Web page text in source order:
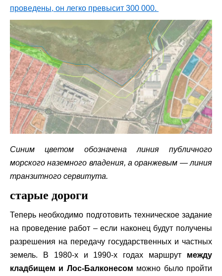
проведены, он легко превысит 300 000.
Синим цветом обозначена линия публичного
морского наземного владения, а оранжевым — линия
транзитного сервитута.
старые дороги
Теперь необходимо подготовить техническое задание
на проведение работ – если наконец будут получены
разрешения на передачу государственных и частных
земель. В 1980-х и 1990-х годах маршрут между
кладбищем и Лос-Балконесом можно было пройти